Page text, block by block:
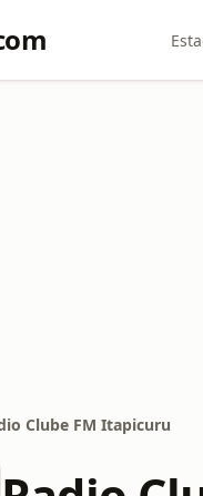
Clube FM Itapicuru